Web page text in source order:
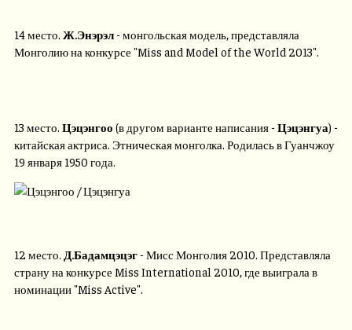
14 место. Ж.Энэрэл - монгольская модель, представляла
Монголию на конкурсе "Miss and Model of the World 2013".
13 место. Цэцэнгоо (в другом варианте написания - Цэцэнгуа) -
китайская актриса. Этническая монголка. Родилась в Гуанчжоу
19 января 1950 года.
12 место. Д.Бадамцэцэг - Мисс Монголия 2010. Представляла
страну на конкурсе Miss International 2010, где выиграла в
номинации "Miss Active".